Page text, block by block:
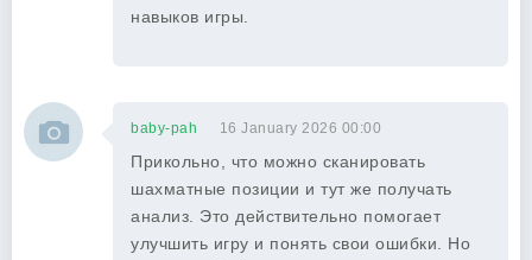
навыков игры.
baby-pah 16 January 2026 00:00
Прикольно, что можно сканировать
шахматные позиции и тут же получать
анализ. Это действительно помогает
улучшить игру и понять свои ошибки. Но